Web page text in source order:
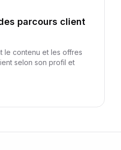
parcours client
le contenu et les offres
selon son profil et